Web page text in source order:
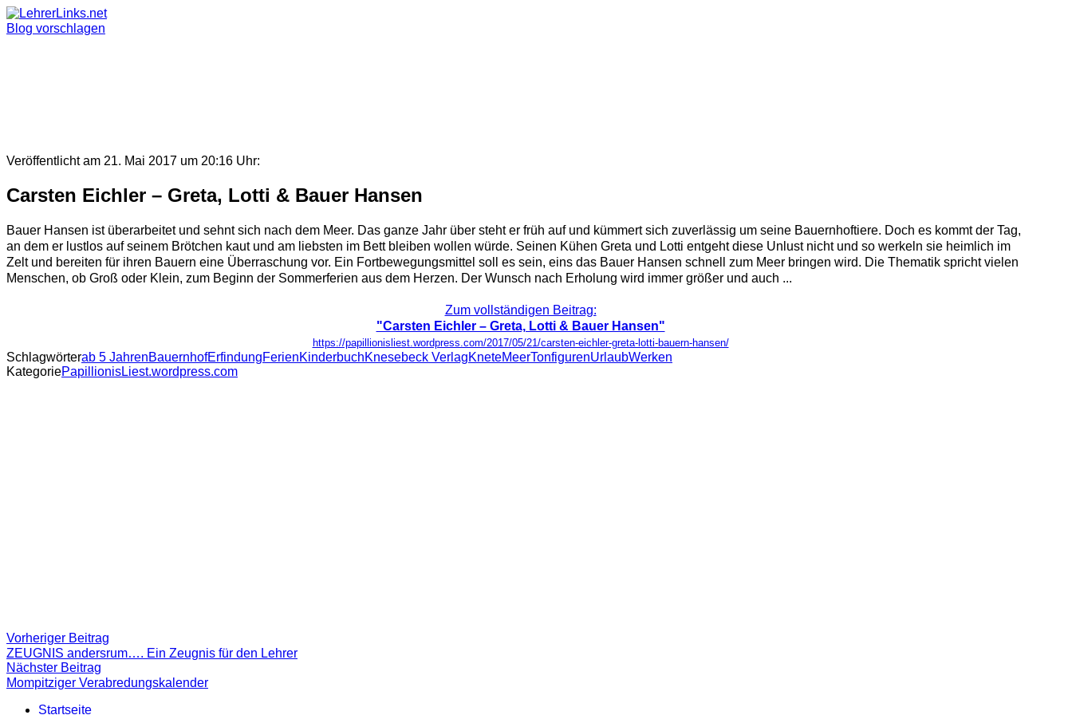
Skip
to
Blog vorschlagen
Veröffentlicht am 21. Mai 2017 um 20:16 Uhr:
Carsten Eichler – Greta, Lotti & Bauer Hansen
Bauer Hansen ist überarbeitet und sehnt sich nach dem Meer. Das ganze Jahr über steht er früh auf und kümmert sich zuverlässig um seine Bauernhoftiere. Doch es kommt der Tag,
an dem er lustlos auf seinem Brötchen kaut und am liebsten im Bett bleiben wollen würde. Seinen Kühen Greta und Lotti entgeht diese Unlust nicht und so werkeln sie heimlich im
Zelt und bereiten für ihren Bauern eine Überraschung vor. Ein Fortbewegungsmittel soll es sein, eins das Bauer Hansen schnell zum Meer bringen wird. Die Thematik spricht vielen
Menschen, ob Groß oder Klein, zum Beginn der Sommerferien aus dem Herzen. Der Wunsch nach Erholung wird immer größer und auch ...
Zum vollständigen Beitrag:
"Carsten Eichler – Greta, Lotti & Bauer Hansen"
https://papillionisliest.wordpress.com/2017/05/21/carsten-eichler-greta-lotti-bauern-hansen/
Schlagwörterab 5 JahrenBauernhofErfindungFerienKinderbuchKnesebeck VerlagKneteMeerTonfigurenUrlaubWerken
KategoriePapillionisLiest.wordpress.com
Beitragsnavigation
Vorheriger Beitrag
Beitrag:
ZEUGNIS andersrum…. Ein Zeugnis für den Lehrer
Nächster Beitrag
Beitrag
Mompitziger Verabredungskalender
Startseite